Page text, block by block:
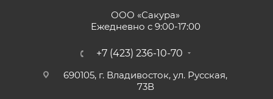
ООО «Сакура»
Ежедневно с 9:00-17:00
+7 (423) 236-10-70
690105, г. Владивосток, ул. Русская,
73В